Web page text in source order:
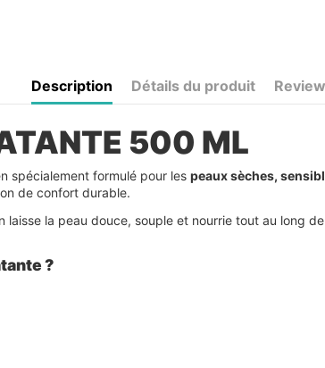
Description Détails du produit
500 ML
spécialement formulé pour les peaux sèches,
de confort durable.
la peau douce, souple et nourrie tout au long
?